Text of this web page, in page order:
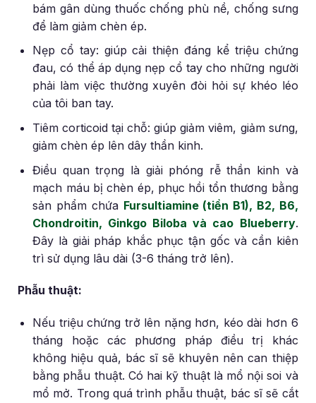
bám gân dùng thuốc chống phù nề, chống sưng
để làm giảm chèn ép.
Nẹp cổ tay: giúp cải thiện đáng kể triệu chứng
đau, có thể áp dụng nẹp cổ tay cho những người
phải làm việc thường xuyên đòi hỏi sự khéo léo
của tôi ban tay.
Tiêm corticoid tại chỗ: giúp giảm viêm, giảm sưng,
giảm chèn ép lên dây thần kinh.
Điều quan trọng là giải phóng rễ thần kinh và
mạch máu bị chèn ép, phục hồi tổn thương bằng
sản phẩm chứa Fursultiamine (tiền B1), B2, B6,
Chondroitin, Ginkgo Biloba và cao Blueberry.
Đây là giải pháp khắc phục tận gốc và cần kiên
trì sử dụng lâu dài (3-6 tháng trở lên).
Phẫu thuật:
Nếu triệu chứng trở lên nặng hơn, kéo dài hơn 6
tháng hoặc các phương pháp điều trị khác
không hiệu quả, bác sĩ sẽ khuyên nên can thiệp
bằng phẫu thuật. Có hai kỹ thuật là mổ nội soi và
mổ mở. Trong quá trình phẫu thuật, bác sĩ sẽ cắt